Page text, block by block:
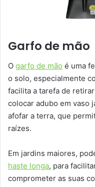
Garfo de mão
O garfo de mão é uma
o solo, especialmente
facilita a tarefa de
colocar adubo em vaso
afofar a terra, que
raízes.
Em jardins maiores,
haste longa, para
comprometer as suas